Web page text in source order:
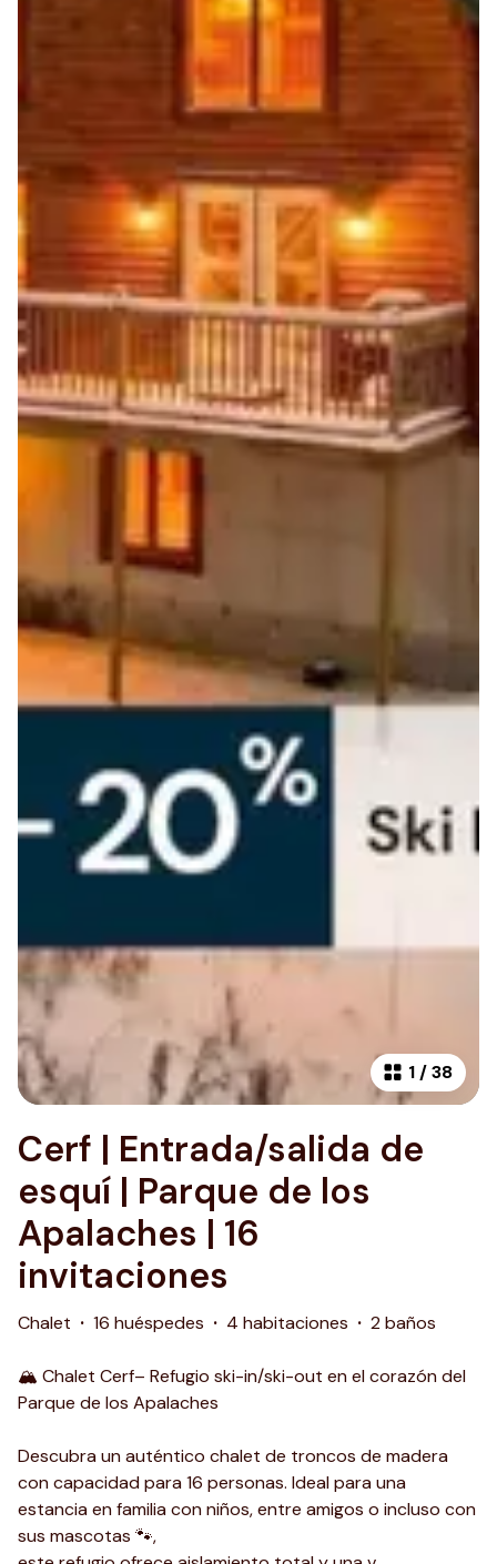
1 /38
Cerf | Entrada/salida de
esquí | Parque de los
Apalaches | 16
invitaciones
Chalet · 16 huéspedes · 4 habitaciones · 2 baños
🏔️ Chalet Cerf– Refugio ski-in/ski-out en el corazón del
Parque de los Apalaches
Descubra un auténtico chalet de troncos de madera
con capacidad para 16 personas. Ideal para una
estancia en familia con niños, entre amigos o incluso con
sus mascotas 🐾,